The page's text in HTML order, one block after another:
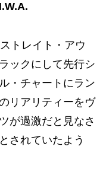
トレイト・アウ
ックにして先行シ
・チャートにラン
リアリティーをヴ
が過激だと見なさ
されていたよう